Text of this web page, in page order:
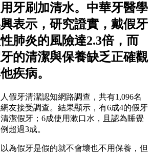
牙刷加清水。中華牙醫學
表示，研究證實，戴假牙
肺炎的風險達2.3倍，而
的清潔與保養缺乏正確觀
疾病。
假牙清潔認知網路調查，共有1,096名
友接受調查。結果顯示，有6成4的假牙
潔假牙；6成使用漱口水，且認為睡覺
超過3成。
為假牙是假的就不會壞也不用保養，但